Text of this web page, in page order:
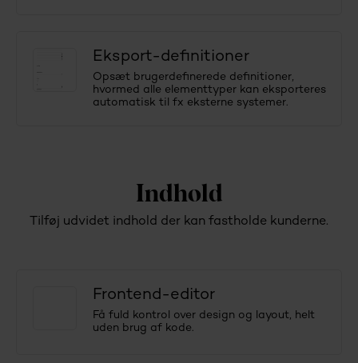
Eksport-definitioner
Opsæt brugerdefinerede definitioner,
hvormed alle elementtyper kan eksporteres
automatisk til fx eksterne systemer.
Indhold
Tilføj udvidet indhold der kan fastholde kunderne.
Frontend-editor
Få fuld kontrol over design og layout, helt
uden brug af kode.